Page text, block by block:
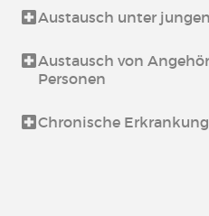
Austausch unter
Austausch von
Personen
Chronische